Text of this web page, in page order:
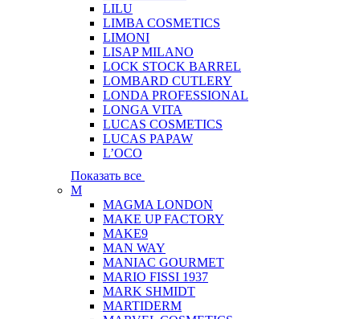
LILU
LIMBA COSMETICS
LIMONI
LISAP MILANO
LOCK STOCK BARREL
LOMBARD CUTLERY
LONDA PROFESSIONAL
LONGA VITA
LUCAS COSMETICS
LUCAS PAPAW
L’OCO
Показать все
M
MAGMA LONDON
MAKE UP FACTORY
MAKE9
MAN WAY
MANIAC GOURMET
MARIO FISSI 1937
MARK SHMIDT
MARTIDERM